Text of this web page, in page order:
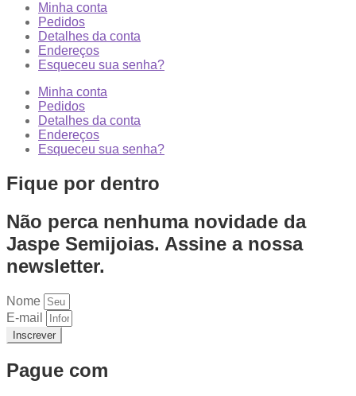
Minha conta
Pedidos
Detalhes da conta
Endereços
Esqueceu sua senha?
Minha conta
Pedidos
Detalhes da conta
Endereços
Esqueceu sua senha?
Fique por dentro
Não perca nenhuma novidade da
Jaspe Semijoias. Assine a nossa
newsletter.
Nome
E-mail
Inscrever
Pague com